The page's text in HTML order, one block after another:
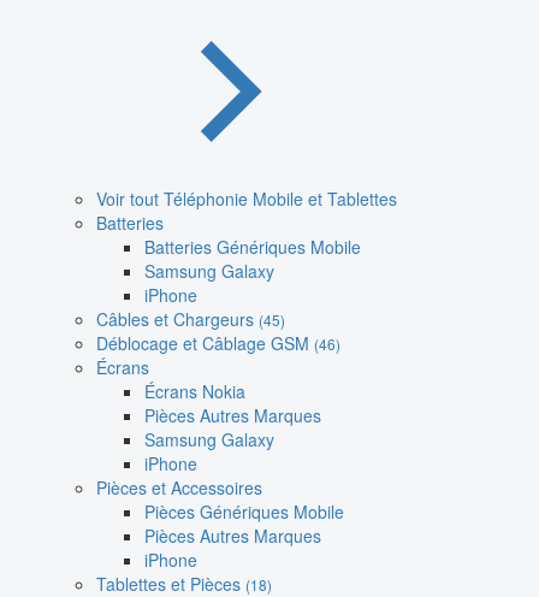
Voir tout Téléphonie Mobile et Tablettes
Batteries
Batteries Génériques Mobile
Samsung Galaxy
iPhone
Câbles et Chargeurs (45)
Déblocage et Câblage GSM (46)
Écrans
Écrans Nokia
Pièces Autres Marques
Samsung Galaxy
iPhone
Pièces et Accessoires
Pièces Génériques Mobile
Pièces Autres Marques
iPhone
Tablettes et Pièces (18)